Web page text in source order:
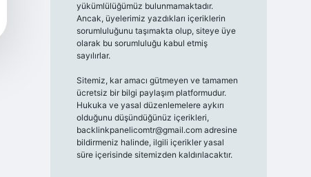
yükümlülüğümüz bulunmamaktadır.
Ancak, üyelerimiz yazdıkları içeriklerin
sorumluluğunu taşımakta olup, siteye üye
olarak bu sorumluluğu kabul etmiş
sayılırlar.
Sitemiz, kar amacı gütmeyen ve tamamen
ücretsiz bir bilgi paylaşım platformudur.
Hukuka ve yasal düzenlemelere aykırı
olduğunu düşündüğünüz içerikleri,
backlinkpanelicomtr@gmail.comadresine
bildirmeniz halinde, ilgili içerikler yasal
süre içerisinde sitemizden kaldırılacaktır.